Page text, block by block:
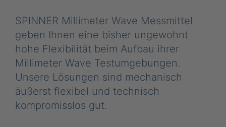
SPINNER Millimeter Wave Messmittel
geben Ihnen eine bisher ungewohnt
hohe Flexibilität beim Aufbau ihrer
Millimeter Wave Testumgebungen.
Unsere Lösungen sind mechanisch
äußerst flexibel und technisch
kompromisslos gut.